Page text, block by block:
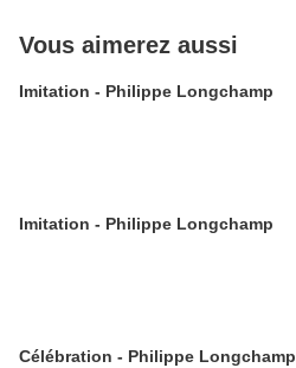
Vous aimerez aussi
Imitation - Philippe Longchamp
Imitation - Philippe Longchamp
Célébration - Philippe Longchamp